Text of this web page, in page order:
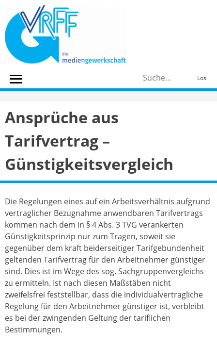
content
Los
Ansprüche aus
Tarifvertrag –
Günstigkeitsvergleich
Die Regelungen eines auf ein Arbeitsverhältnis aufgrund
vertraglicher Bezugnahme anwendbaren Tarifvertrags
kommen nach dem in § 4 Abs. 3 TVG verankerten
Günstigkeitsprinzip nur zum Tragen, soweit sie
gegenüber dem kraft beiderseitiger Tarifgebundenheit
geltenden Tarifvertrag für den Arbeitnehmer günstiger
sind. Dies ist im Wege des sog. Sachgruppenvergleichs
zu ermitteln. Ist nach diesen Maßstäben nicht
zweifelsfrei feststellbar, dass die individualvertragliche
Regelung für den Arbeitnehmer günstiger ist, verbleibt
es bei der zwingenden Geltung der tariflichen
Bestimmungen.